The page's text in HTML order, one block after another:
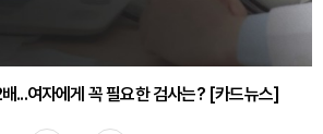
...여자에게 꼭 필요한 검사는? [카드뉴스]